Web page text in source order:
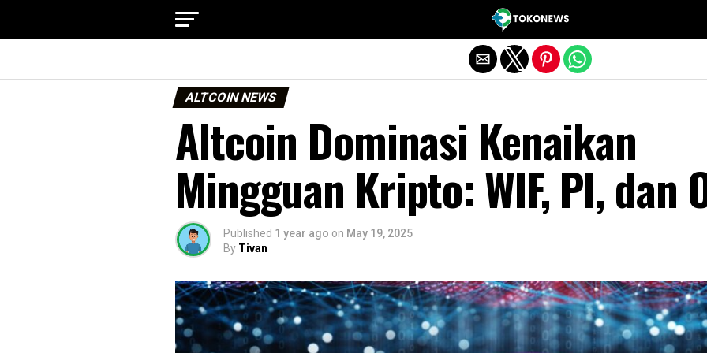
ALTCOIN NEWS
Altcoin Dominasi Kenaikan
Mingguan Kripto: WIF, PI, dan
Published 1 year ago on May 19, 2025
By Tivan
Exit mobile version